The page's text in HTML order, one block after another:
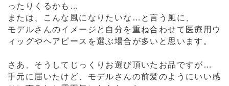
ったりくるかも…
または、こんな風になりたいな…と言う風に、
モデルさんのイメージと自分を重ね合わせて医療用ウ
ィッグやヘアピースを選ぶ場合が多いと思います。
さあ、そうしてじっくりお選び頂いたお品ですが…
手元に届いたけど、モデルさんの前髪のようにいい感